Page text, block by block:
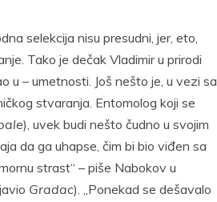
selekcija nisu presudni, jer, eto,
Tako je dečak Vladimir u prirodi
u – umetnosti. Još nešto je, u vezi sa
stvaranja. Entomolog koji se
), uvek budi nešto čudno u svojim
da ga uhapse, čim bi bio viđen sa
strast“ – piše Nabokov u
Gradac). „Ponekad se dešavalo